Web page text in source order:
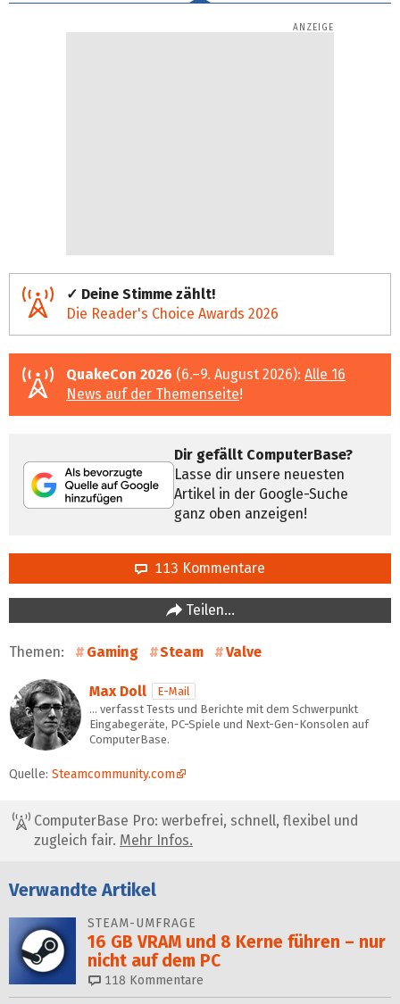
✓ Deine Stimme zählt!
Die Reader's Choice Awards 2026
QuakeCon 2026 (6.–9. August 2026): Alle 16
News auf der Themenseite!
Dir gefällt ComputerBase?
Lasse dir unsere neuesten
Artikel in der Google-Suche
ganz oben anzeigen!
113 Kommentare
Teilen…
Themen: Gaming Steam Valve
Max Doll
E-Mail
… verfasst Tests und Berichte mit dem Schwerpunkt
Eingabegeräte, PC-Spiele und Next-Gen-Konsolen auf
ComputerBase.
Quelle: Steamcommunity.com
ComputerBase Pro: werbefrei, schnell, flexibel und
zugleich fair. Mehr Infos.
Verwandte Artikel
STEAM-UMFRAGE
16 GB VRAM und 8 Kerne führen – nur
nicht auf dem PC
118 Kommentare